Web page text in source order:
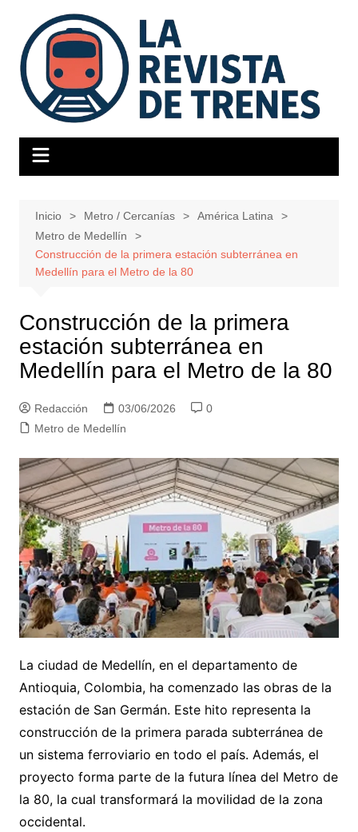
contenido
Inicio Metro / Cercanías
América Latina
Metro de Medellín
Construcción de la primera estación subterránea en
Medellín para el Metro de la 80
Construcción de la primera
estación subterránea en
Medellín para el Metro de la 80
Redacción 03/06/2026
0
Metro de Medellín
La ciudad de Medellín, en el departamento de
Antioquia, Colombia, ha comenzado las obras de la
estación de San Germán. Este hito representa la
construcción de la primera parada subterránea de
un sistema ferroviario en todo el país. Además, el
proyecto forma parte de la futura línea del Metro de
la 80, la cual transformará la movilidad de la zona
occidental.